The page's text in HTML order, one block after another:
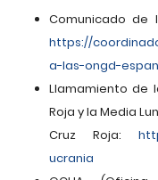
Comunicado de
https://
a-las-ongd-
Llamamiento de
Roja y la Media
Cruz Roja:
ucrania